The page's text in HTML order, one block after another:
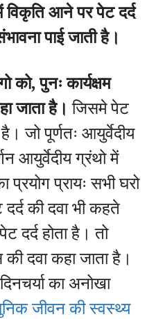
विकृति आने पर पेट दर्द
पाई जाती है।
को, पुनः कार्यक्षम
जाता है। जिसमे पेट
जो पूर्णतः आयुर्वेदीय
आयुर्वेदीय ग्रंथो में
प्रयोग प्रायः सभी घरो
की दवा भी कहते
होता है। तो
दवा कहा जाता है।
का अनोखा
जीवन की स्वस्थ्य